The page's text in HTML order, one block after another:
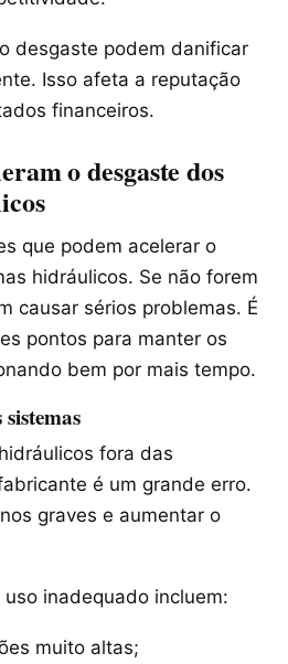
desgaste podem danificar
Isso afeta a reputação
financeiros.
o desgaste dos
que podem acelerar o
hidráulicos. Se não forem
causar sérios problemas. É
pontos para manter os
bem por mais tempo.
fora das
é um grande erro.
graves e aumentar o
inadequado incluem:
muito altas;